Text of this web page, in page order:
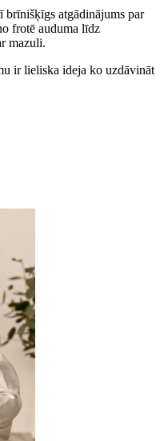
brīnišķīgs atgādinājums par
frotē auduma līdz
mazuli.
ir lieliska ideja ko uzdāvināt